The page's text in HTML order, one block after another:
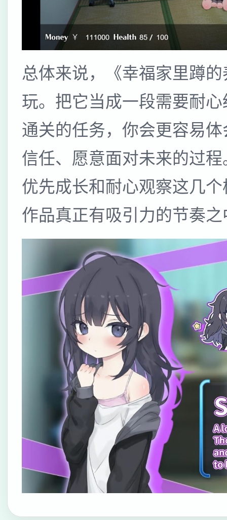
总体来说，《幸福家里蹲
玩。把它当成一段需要耐
通关的任务，你会更容易
信任、愿意面对未来的过
优先成长和耐心观察这几
作品真正有吸引力的节奏之